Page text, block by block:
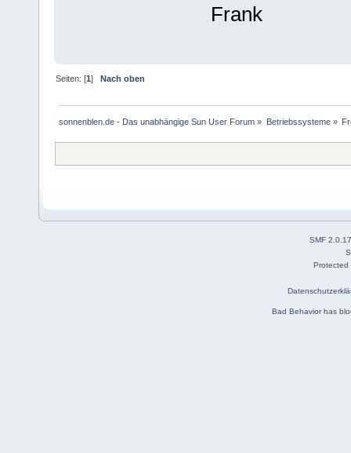
Frank
Seiten: [1]Nach oben
sonnenblen.de - Das unabhängige Sun User Forum » Betriebssysteme»
SMF 2.0.17
Bad Behaviorhas